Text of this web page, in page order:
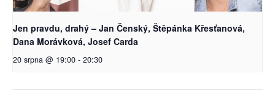
Jen pravdu, drahý – Jan Čenský, Štěpánka Křesťanová,
Dana Morávková, Josef Carda
20 srpna @ 19:00 - 20:30